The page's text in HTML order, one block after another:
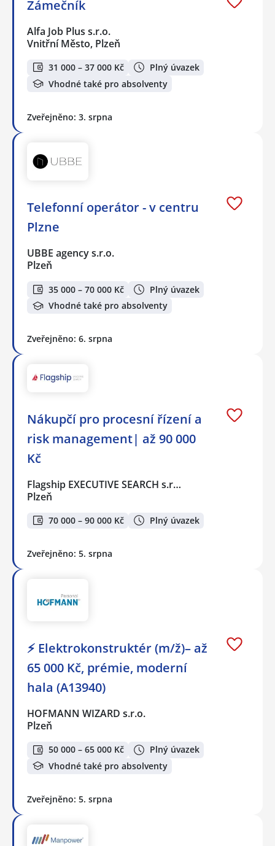
Zámečník
Alfa Job Plus s.r.o.
Vnitřní Město, Plzeň
31 000 – 37 000 Kč
Plný úvazek
Vhodné také pro absolventy
Zveřejněno: 3. srpna
Telefonní operátor - v centru
Plzne
UBBE agency s.r.o.
Plzeň
35 000 – 70 000 Kč
Plný úvazek
Vhodné také pro absolventy
Zveřejněno: 6. srpna
Nákupčí pro procesní řízení a
risk management| až 90 000
Kč
Flagship EXECUTIVE SEARCH s.r…
Plzeň
70 000 – 90 000 Kč Plný úvazek
Zveřejněno: 5. srpna
⚡ Elektrokonstruktér (m/ž)– až
65 000 Kč, prémie, moderní
hala (A13940)
HOFMANN WIZARD s.r.o.
Plzeň
50 000 – 65 000 Kč
Plný úvazek
Vhodné také pro absolventy
Zveřejněno: 5. srpna